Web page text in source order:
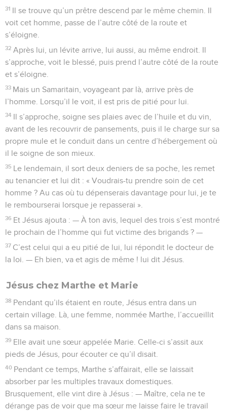
31 Il se trouve qu’un prêtre descend par le même chemin. Il
voit cet homme, passe de l’autre côté de la route et
s’éloigne.
32 Après lui, un lévite arrive, lui aussi, au même endroit. Il
s’approche, voit le blessé, puis prend l’autre côté de la route
et s’éloigne.
33 Mais un Samaritain, voyageant par là, arrive près de
l’homme. Lorsqu’il le voit, il est pris de pitié pour lui.
34 Il s’approche, soigne ses plaies avec de l’huile et du vin,
avant de les recouvrir de pansements, puis il le charge sur sa
propre mule et le conduit dans un centre d’hébergement où
il le soigne de son mieux.
35 Le lendemain, il sort deux deniers de sa poche, les remet
au tenancier et lui dit : « Voudrais-tu prendre soin de cet
homme ? Au cas où tu dépenserais davantage pour lui, je te
le rembourserai lorsque je repasserai ».
36 Et Jésus ajouta : — À ton avis, lequel des trois s’est montré
le prochain de l’homme qui fut victime des brigands ? —
37 C’est celui qui a eu pitié de lui, lui répondit le docteur de
la loi. — Eh bien, va et agis de même ! lui dit Jésus.
Jésus chez Marthe et Marie
38 Pendant qu’ils étaient en route, Jésus entra dans un
certain village. Là, une femme, nommée Marthe, l’accueillit
dans sa maison.
39 Elle avait une sœur appelée Marie. Celle-ci s’assit aux
pieds de Jésus, pour écouter ce qu’il disait.
40 Pendant ce temps, Marthe s’affairait, elle se laissait
absorber par les multiples travaux domestiques.
Brusquement, elle vint dire à Jésus : — Maître, cela ne te
dérange pas de voir que ma sœur me laisse faire le travail